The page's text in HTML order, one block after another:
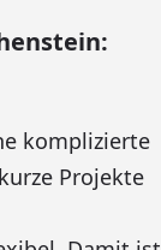
komplizierte
Projekte